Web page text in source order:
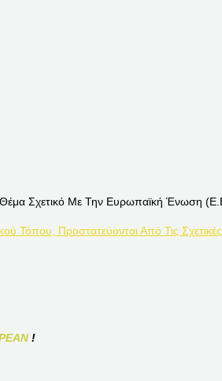
Σχετικό Με Την Ευρωπαϊκή Ένωση
Τόπου, Προστατεύονται Από Τις
!